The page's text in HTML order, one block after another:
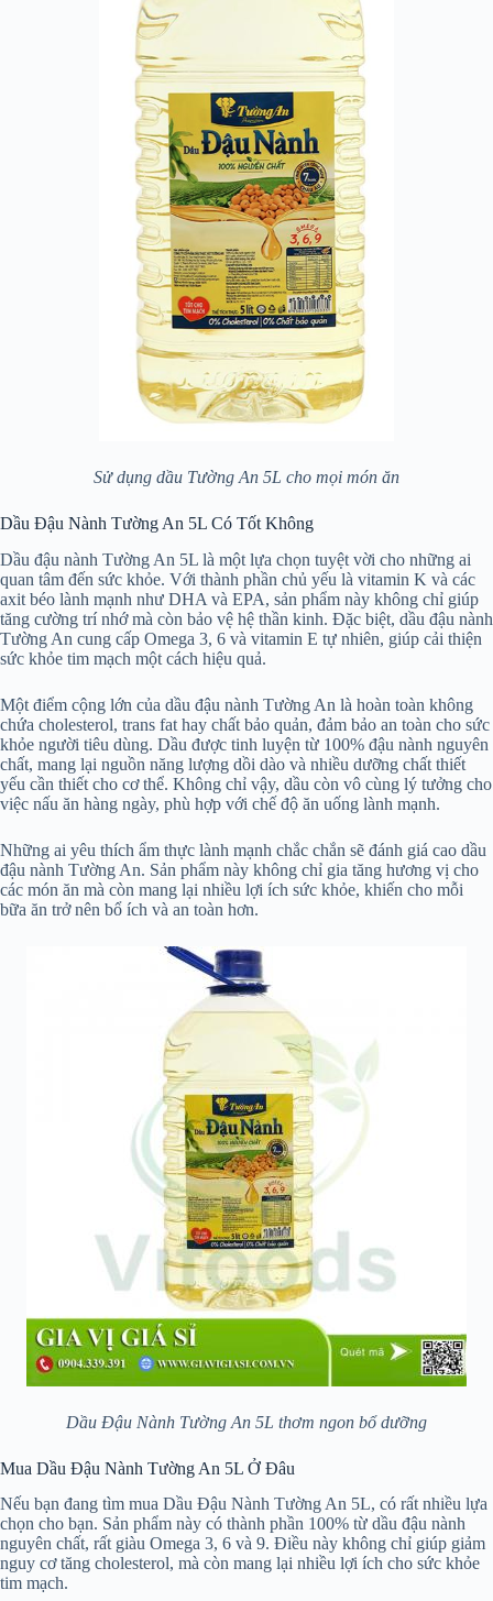
Sử dụng dầu Tường An 5L cho mọi món ăn
Dầu Đậu Nành Tường An 5L Có Tốt Không
Dầu đậu nành Tường An 5L là một lựa chọn tuyệt vời cho những ai
quan tâm đến sức khỏe. Với thành phần chủ yếu là vitamin K và các
axit béo lành mạnh như DHA và EPA, sản phẩm này không chỉ giúp
tăng cường trí nhớ mà còn bảo vệ hệ thần kinh. Đặc biệt, dầu đậu nành
Tường An cung cấp Omega 3, 6 và vitamin E tự nhiên, giúp cải thiện
sức khỏe tim mạch một cách hiệu quả.
Một điểm cộng lớn của dầu đậu nành Tường An là hoàn toàn không
chứa cholesterol, trans fat hay chất bảo quản, đảm bảo an toàn cho sức
khỏe người tiêu dùng. Dầu được tinh luyện từ 100% đậu nành nguyên
chất, mang lại nguồn năng lượng dồi dào và nhiều dưỡng chất thiết
yếu cần thiết cho cơ thể. Không chỉ vậy, dầu còn vô cùng lý tưởng cho
việc nấu ăn hàng ngày, phù hợp với chế độ ăn uống lành mạnh.
Những ai yêu thích ẩm thực lành mạnh chắc chắn sẽ đánh giá cao dầu
đậu nành Tường An. Sản phẩm này không chỉ gia tăng hương vị cho
các món ăn mà còn mang lại nhiều lợi ích sức khỏe, khiến cho mỗi
bữa ăn trở nên bổ ích và an toàn hơn.
Dầu Đậu Nành Tường An 5L thơm ngon bổ dưỡng
Mua Dầu Đậu Nành Tường An 5L Ở Đâu
Nếu bạn đang tìm mua Dầu Đậu Nành Tường An 5L, có rất nhiều lựa
chọn cho bạn. Sản phẩm này có thành phần 100% từ dầu đậu nành
nguyên chất, rất giàu Omega 3, 6 và 9. Điều này không chỉ giúp giảm
nguy cơ tăng cholesterol, mà còn mang lại nhiều lợi ích cho sức khỏe
tim mạch.